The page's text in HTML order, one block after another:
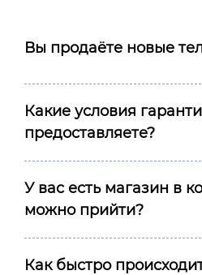
Вы продаёте новые
Какие условия
предоставляете?
У вас есть магазин в
можно прийти?
Как быстро